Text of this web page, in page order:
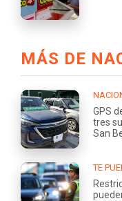
MÁS DE
GPS
tres
San
TE